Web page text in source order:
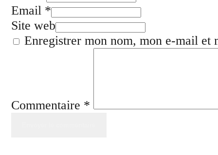
Email *
Site web
Enregistrer mon nom, mon e-mail et
Commentaire *